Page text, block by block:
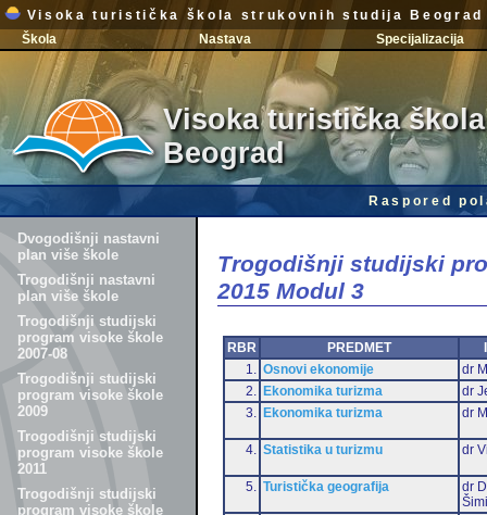
Visoka turistička škola strukovnih studija Beograd
Škola
Nastava Specijalizacija
Visoka turistička
Beograd
Raspored
Dvogodišnji nastavni
plan više škole
Trogodišnji nastavni
plan više škole
Trogodišnji studijski
program visoke škole
2007-08
Trogodišnji studijski
program visoke škole
2009
Trogodišnji studijski
program visoke škole
2011
Trogodišnji studijski
program visoke škole
Trogodišnji studijski
2015 Modul 3
RBR PREDMET
1.
Osnovi ekonomije
dr
2.
Ekonomika turizma
dr
3.
Ekonomika turizma dr
4. Statistika u turizmu dr
5. Turistička geografija
dr